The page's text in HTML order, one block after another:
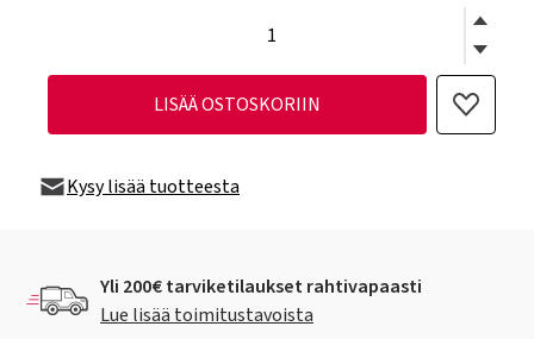
LISÄÄ OSTOSKORIIN
Kysy lisää tuotteesta
Yli 200€ tarviketilaukset rahtivapaasti
Lue lisää toimitustavoista